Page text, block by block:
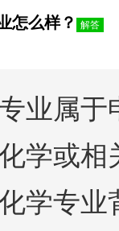
怎么样？ 解答
业属
学或
学专